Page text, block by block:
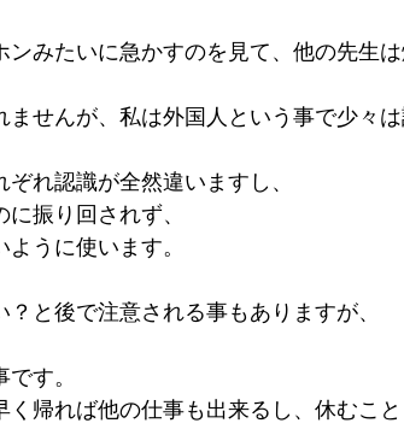
みたいに急かすのを見て、他の先生は
せんが、私は外国人という事で少々
れ認識が全然違いますし、
振り回されず、
うに使います。
と後で注意される事もありますが、
す。
帰れば他の仕事も出来るし、休むこと